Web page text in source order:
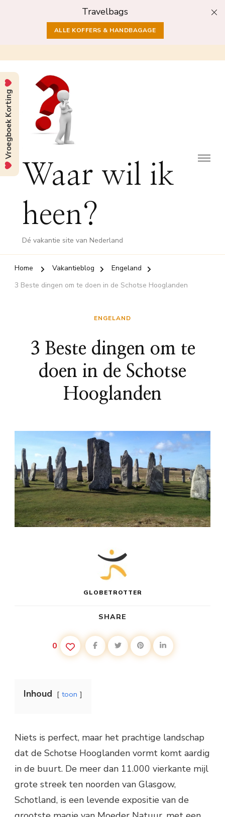
Travelbags
ALLE KOFFERS & HANDBAGAGE
Waar wil ik
heen?
Dé vakantie site van Nederland
Home Vakantieblog
Engeland
3 Beste dingen om te doen in de Schotse Hooglanden
ENGELAND
3 Beste dingen om te
doen in de Schotse
Hooglanden
GLOBETROTTER
SHARE
0
Inhoud toon
Niets is perfect, maar het prachtige landschap
dat de Schotse Hooglanden vormt komt aardig
in de buurt. De meer dan 11.000 vierkante mijl
grote streek ten noorden van Glasgow,
Schotland, is een levende expositie van de
Vroegboek Korting